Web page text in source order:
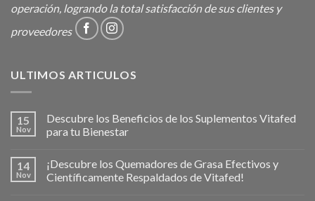
operación, logrando la total satisfacción de sus clientes y
proveedores
ULTIMOS ARTICULOS
15
Nov
Descubre los Beneficios de los Suplementos Vitafed
para tu Bienestar
14
Nov
¡Descubre los Quemadores de Grasa Efectivos y
Científicamente Respaldados de Vitafed!